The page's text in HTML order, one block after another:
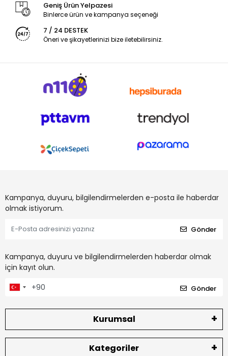
Geniş Ürün Yelpazesi
Binlerce ürün ve kampanya seçeneği
7 / 24 DESTEK
Öneri ve şikayetlerinizi bize iletebilirsiniz.
Kampanya, duyuru, bilgilendirmelerden e-posta ile haberdar
olmak istiyorum.
Gönder
Kampanya, duyuru ve bilgilendirmelerden haberdar olmak
için kayıt olun.
Gönder
Kurumsal
Kategoriler